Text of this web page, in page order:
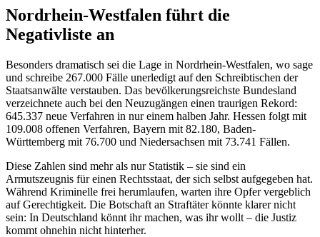
Nordrhein-Westfalen führt die
Negativliste an
Besonders dramatisch sei die Lage in Nordrhein-Westfalen, wo sage
und schreibe 267.000 Fälle unerledigt auf den Schreibtischen der
Staatsanwälte verstauben. Das bevölkerungsreichste Bundesland
verzeichnete auch bei den Neuzugängen einen traurigen Rekord:
645.337 neue Verfahren in nur einem halben Jahr. Hessen folgt mit
109.008 offenen Verfahren, Bayern mit 82.180, Baden-
Württemberg mit 76.700 und Niedersachsen mit 73.741 Fällen.
Diese Zahlen sind mehr als nur Statistik – sie sind ein
Armutszeugnis für einen Rechtsstaat, der sich selbst aufgegeben hat.
Während Kriminelle frei herumlaufen, warten ihre Opfer vergeblich
auf Gerechtigkeit. Die Botschaft an Straftäter könnte klarer nicht
sein: In Deutschland könnt ihr machen, was ihr wollt – die Justiz
kommt ohnehin nicht hinterher.